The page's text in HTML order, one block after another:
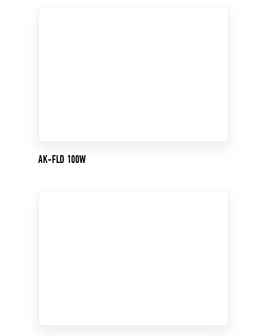
AK-FLD 100W